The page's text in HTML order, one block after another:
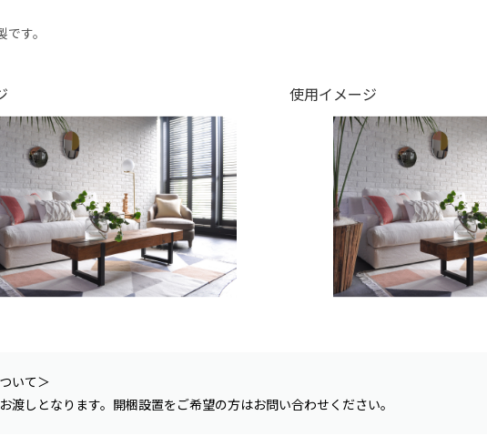
す。
使用イメージ
いて＞
渡しとなります。開梱設置をご希望の方はお問い合わせください。